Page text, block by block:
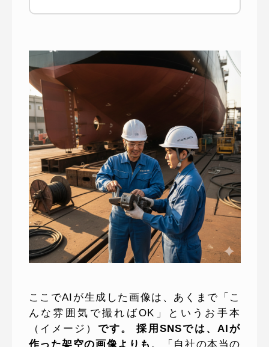
ここでAIが生成した画像は、あくまで「こ
んな雰囲気で撮ればOK」というお手本
（イメージ） です。 採用SNSでは、AIが
作った架空の画像よりも、
「自社の本当の